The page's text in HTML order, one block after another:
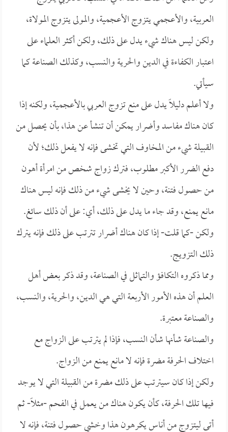
العربية، والأعجمي يتزوج الأعجمية، والمولى يتزوج المولاة،
ولكن ليس هناك شيء يدل على ذلك، ولكن أكثر العلماء على
اعتبار الكفاءة في الدين والحرية والنسب، وكذلك الصناعة كما
سيأتي.
ولا أعلم دليلاً يدل على منع تزوج العربي بالأعجمية، ولكنه إذا
كان هناك مفاسد وأضرار يمكن أن تنشأ عن هذا، بأن يحصل من
القبيلة شيء من المخاوف التي تخشى فإنه لا يفعل ذلك؛ لأن
دفع الضرر الأكبر مطلوب، فترك زواج شخص من امرأة أهون
من حصول فتنة، وحين لا يخشى شيء من ذلك فإنه ليس هناك
مانع يمنع، وقد جاء ما يدل على ذلك، أي: على أن ذلك سائغ.
ولكن -كما قلت- إذا كان هناك أضرار تترتب على ذلك فإنه يترك
ذلك التزويج.
ومما ذكروه التكافؤ والتماثل في الصناعة، وقد ذكر بعض أهل
العلم أن هذه الأمور الأربعة التي هي الدين، والحرية، والنسب،
والصناعة معتبرة.
والصناعة شأنها شأن النسب، فإذا لم يترتب على الزواج مع
اختلاف الحرفة مضرة فإنه لا مانع يمنع من الزواج.
ولكن إذا كان سيترتب على ذلك مضرة من القبيلة التي لا يوجد
فيها تلك الحرفة، كأن يكون هناك من يعمل في الفحم -مثلاً- ثم
أتى ليتزوج من أناس يكرهون هذا وخشي حصول فتنة، فإنه لا